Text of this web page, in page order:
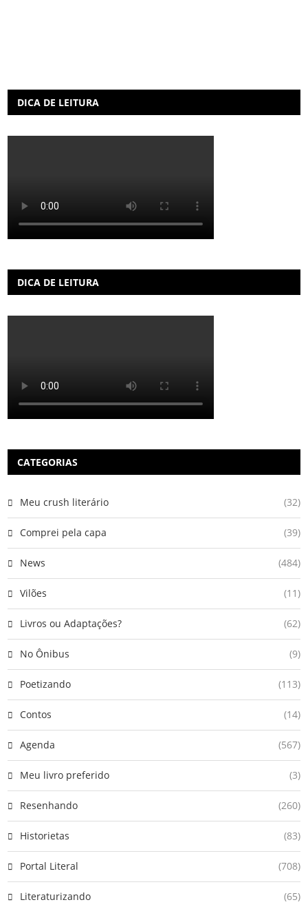
DICA DE LEITURA
DICA DE LEITURA
CATEGORIAS
Meu crush literário (32)
Comprei pela capa (39)
News (484)
Vilões (11)
Livros ou Adaptações? (62)
No Ônibus (9)
Poetizando (113)
Contos (14)
Agenda (567)
Meu livro preferido (3)
Resenhando (260)
Historietas (83)
Portal Literal (708)
Literaturizando (65)